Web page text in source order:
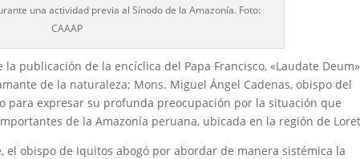
una actividad previa al Sínodo de la Amazonía. Foto:
CAAAP
la publicación de la encíclica del Papa Francisco, «Laudate
de la naturaleza; Mons. Miguel Ángel Cadenas, obispo del
para expresar su profunda preocupación por la situación que
de la Amazonía peruana, ubicada en la región de
obispo de Iquitos abogó por abordar de manera sistémica la